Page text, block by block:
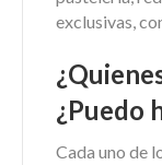
exclusivas,
¿Puedo
Cada uno de